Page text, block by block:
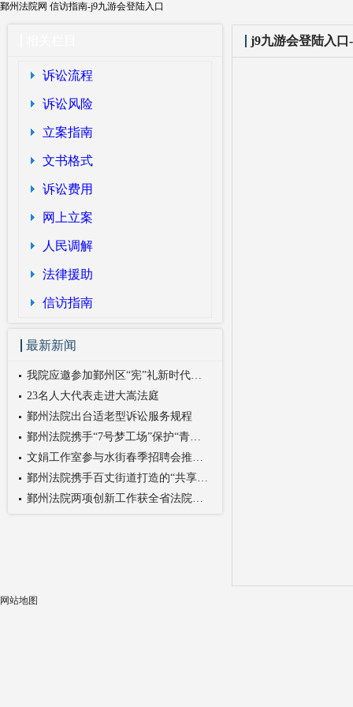
鄞州法院网 信访指南-j9九游会登陆入口
j9九游会登陆入
诉讼流程
诉讼风险
立案指南
文书格式
诉讼费用
网上立案
人民调解
法律援助
信访指南
最新新闻
我院应邀参加鄞州区“宪”礼新时代主题宣传活动
23名人大代表走进大嵩法庭
鄞州法院出台适老型诉讼服务规程
鄞州法院携手“7号梦工场”保护“青创”知识产...
文娟工作室参与水街春季招聘会推广共享法庭
鄞州法院携手百丈街道打造的“共享法庭”重大工...
鄞州法院两项创新工作获全省法院重磅奖项
网站地图